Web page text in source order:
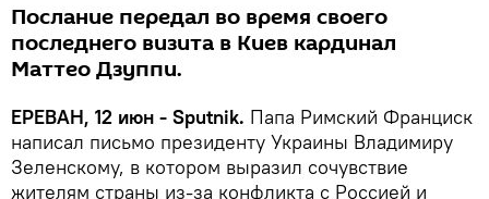
Послание передал во время своего
последнего визита в Киев кардинал
Маттео Дзуппи.
ЕРЕВАН, 12 июн - Sputnik. Папа Римский Франциск
написал письмо президенту Украины Владимиру
Зеленскому, в котором выразил сочувствие
жителям страны из-за конфликта с Россией и